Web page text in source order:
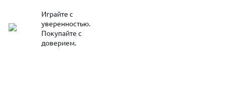
Играйте с
уверенностью.
Покупайте с
доверием.